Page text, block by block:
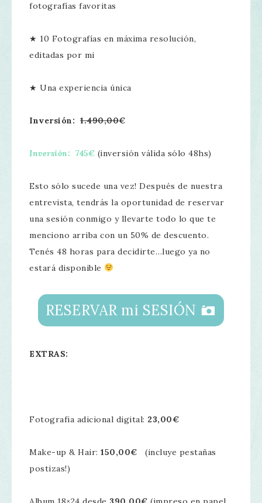
fotografías favoritas
★ 10 Fotografías en máxima resolución,
editadas por mi
★ Una experiencia única
Inversión: 1.490,00€
Inversión: 745€ (inversión válida sólo 48hs)
Esto sólo sucede una vez! Después de nuestra
entrevista, tendrás la oportunidad de reservar
una sesión conmigo y llevarte todo lo que te
menciono arriba con un 50% de descuento.
Tenés 48 horas para decidirte…luego ya no
estará disponible
RESERVAR mi SESIÓN
EXTRAS:
Fotografia adicional digital: 23,00€
Make-up & Hair: 150,00€ (incluye pestañas
postizas!)